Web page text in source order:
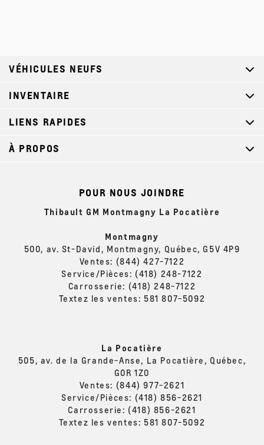
POUR NOUS JOINDRE
Thibault GM Montmagny La Pocatière
Montmagny
500, av. St-David, Montmagny, Québec, G5V 4P9
Ventes: (844) 427-7122
Service/Pièces: (418) 248-7122
Carrosserie: (418) 248-7122
Textez les ventes: 581 807-5092
La Pocatière
505, av. de la Grande-Anse, La Pocatière, Québec,
G0R 1Z0
Ventes: (844) 977-2621
Service/Pièces: (418) 856-2621
Carrosserie: (418) 856-2621
Textez les ventes: 581 807-5092
VÉHICULES NEUFS
INVENTAIRE
LIENS RAPIDES
À PROPOS